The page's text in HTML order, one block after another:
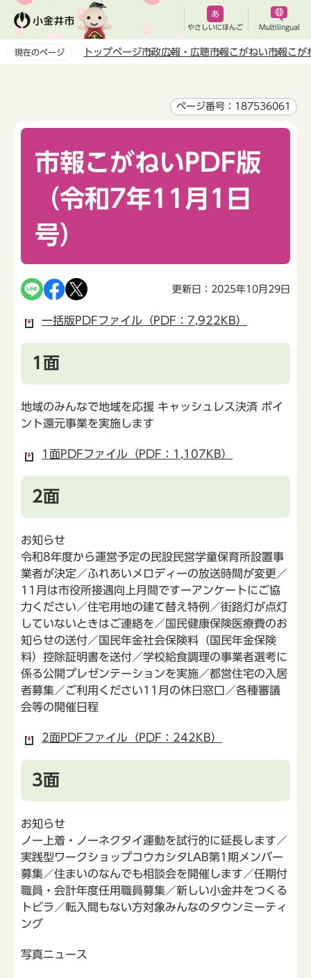
ペ
やさしいにほんご Multilingual
現在のページ トップページ市政広報・広聴市報こがねい市報こが
ページ番号：187536061
市報こがねいPDF版
（令和7年11月1日
号）
更新日：2025年10月29日
一括版PDFファイル（PDF：7,922KB）
1面
地域のみんなで地域を応援 キャッシュレス決済 ポイ
ント還元事業を実施します
1面PDFファイル（PDF：1,107KB）
2面
お知らせ
令和8年度から運営予定の民設民営学童保育所設置事
業者が決定／ふれあいメロディーの放送時間が変更／
11月は市役所接遇向上月間ですーアンケートにご協
力ください／住宅用地の建て替え特例／街路灯が点灯
していないときはご連絡を／国民健康保険医療費のお
知らせの送付／国民年金社会保険料（国民年金保険
料）控除証明書を送付／学校給食調理の事業者選考に
係る公開プレゼンテーションを実施／都営住宅の入居
者募集／ご利用ください11月の休日窓口／各種審議
会等の開催日程
2面PDFファイル（PDF：242KB）
3面
お知らせ
ノー上着・ノーネクタイ運動を試行的に延長します／
実践型ワークショップコウカシタLAB第1期メンバー
募集／住まいのなんでも相談会を開催します／任期付
職員・会計年度任用職員募集／新しい小金井をつくる
トビラ／転入間もない方対象みんなのタウンミーティ
ング
写真ニュース